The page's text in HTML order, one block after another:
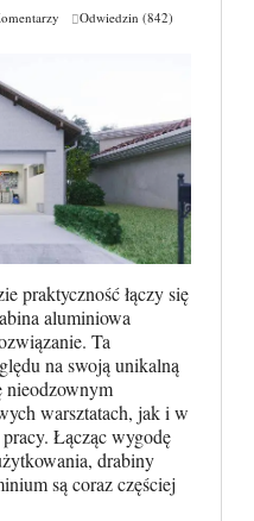
Odwiedzin (842)
praktyczność łączy się
aluminiowa
Ta
na swoją unikalną
nieodzownym
warsztatach, jak i w
Łącząc wygodę
drabiny
są coraz częściej